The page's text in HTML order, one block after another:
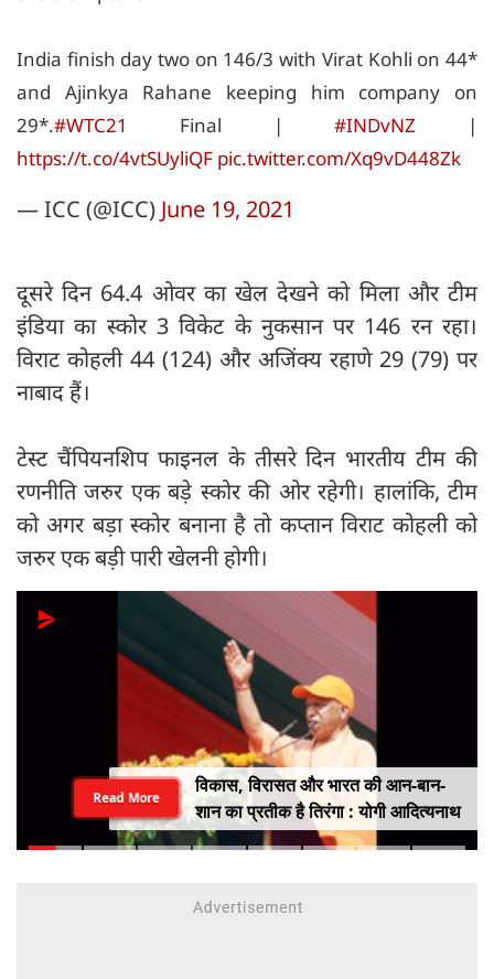
India finish day two on 146/3 with Virat Kohli on 44*
and Ajinkya Rahane keeping him company on
29*.#WTC21 Final |#INDvNZ |
https://t.co/4vtSUyliQF pic.twitter.com/Xq9vD448Zk
— ICC (@ICC) June 19, 2021
दूसरे दिन 64.4 ओवर का खेल देखने को मिला और टीम
इंडिया का स्कोर 3 विकेट के नुकसान पर 146 रन रहा।
विराट कोहली 44 (124) और अजिंक्य रहाणे 29 (79) पर
नाबाद हैं।
टेस्ट चैंपियनशिप फाइनल के तीसरे दिन भारतीय टीम की
रणनीति जरुर एक बड़े स्कोर की ओर रहेगी। हालांकि, टीम
को अगर बड़ा स्कोर बनाना है तो कप्तान विराट कोहली को
जरुर एक बड़ी पारी खेलनी होगी।
विकास, विरासत और भारत की आन-बान-
शान का प्रतीक है तिरंगा : योगी आदित्यनाथ
Read More